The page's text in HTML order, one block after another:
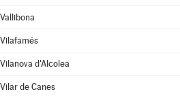
Vallibona
Vilafamés
Vilanova d'Alcolea
Vilar de Canes